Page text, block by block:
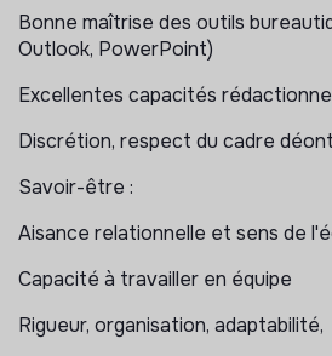
Participer aux synthèses avec les
Rédiger les notes cliniques,
suivi des situations.
Travail en équipe et dynamique
Participation active aux réunions
Respect des délais de rédaction
structuration des process internes.
Bonne maîtrise des outils
Outlook, PowerPoint)
Excellentes capacités
Discrétion, respect du cadre
Savoir-être :
Aisance relationnelle et sens de
Capacité à travailler en équipe
Rigueur, organisation, adaptabilité,